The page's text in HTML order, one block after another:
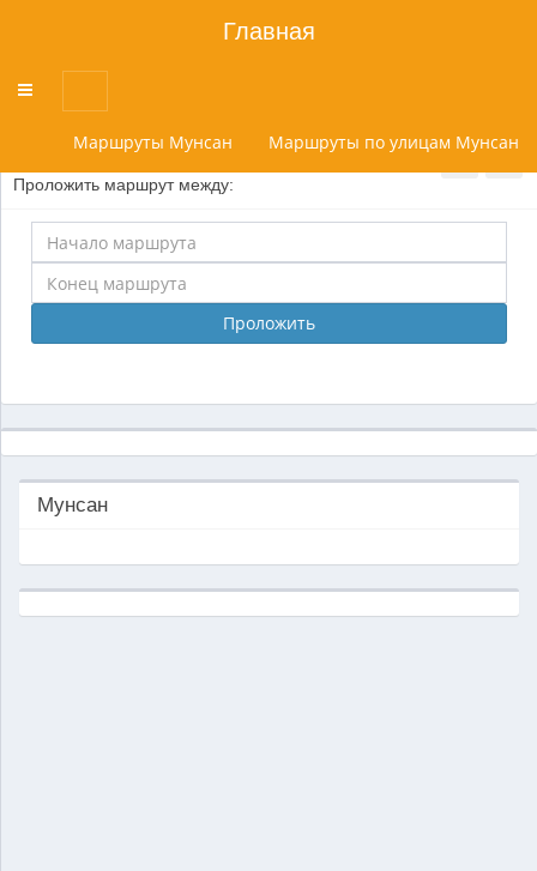
Главная
Переключатель
меню
Маршруты Мунсан Маршруты по улицам Мунсан
Проложить маршрут между:
Проложить
Мунсан